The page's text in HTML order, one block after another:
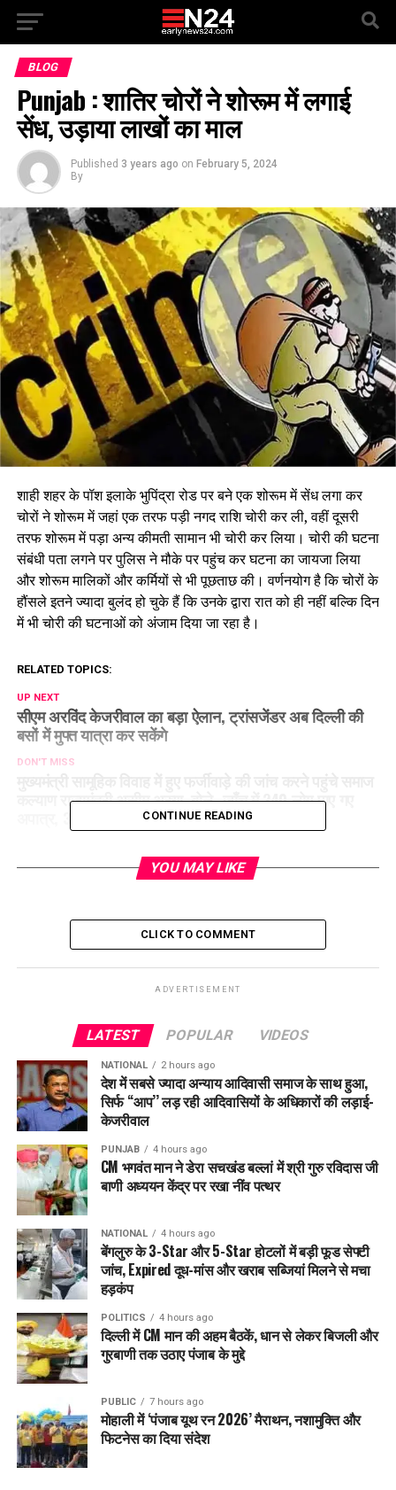
BLOG
Punjab : शातिर चोरों ने शोरूम में लगाई
सेंध, उड़ाया लाखों का माल
Published 3 years ago on February 5, 2024
By
शाही शहर के पॉश इलाके भुपिंद्रा रोड पर बने एक शोरूम में सेंध लगा कर
चोरों ने शोरूम में जहां एक तरफ पड़ी नगद राशि चोरी कर ली, वहीं दूसरी
तरफ शोरूम में पड़ा अन्य कीमती सामान भी चोरी कर लिया। चोरी की घटना
संबंधी पता लगने पर पुलिस ने मौके पर पहुंच कर घटना का जायजा लिया
और शोरूम मालिकों और कर्मियों से भी पूछताछ की। वर्णनयोग है कि चोरों के
हौंसले इतने ज्यादा बुलंद हो चुके हैं कि उनके द्वारा रात को ही नहीं बल्कि दिन
में भी चोरी की घटनाओं को अंजाम दिया जा रहा है।
RELATED TOPICS:
UP NEXT
सीएम अरविंद केजरीवाल का बड़ा ऐलान, ट्रांसजेंडर अब दिल्ली की
बसों में मुफ्त यात्रा कर सकेंगे
DON'T MISS
कल्याण राज्यमंत्री असीम अरुण, बोले- जाँच में 240 लोग पाए गए
अपात्र, 3 अधिकारी गिरफ्तारCONTINUE READING
YOU MAY LIKE
CLICK TO COMMENT
ADVERTISEMENT
LATEST POPULAR VIDEOS
NATIONAL 2 hours ago
देश में सबसे ज्यादा अन्याय आदिवासी समाज के साथ हुआ,
सिर्फ ‘‘आप’’ लड़ रही आदिवासियों के अधिकारों की लड़ाई-
केजरीवाल
PUNJAB 4 hours ago
CM भगवंत मान ने डेरा सचखंड बल्लां में श्री गुरु रविदास जी
बाणी अध्ययन केंद्र पर रखा नींव पत्थर
NATIONAL 4 hours ago
बेंगलुरु के 3-Star और 5-Star होटलों में बड़ी फूड सेफ्टी
जांच, Expired दूध-मांस और खराब सब्जियां मिलने से मचा
हड़कंप
POLITICS 4 hours ago
दिल्ली में CM मान की अहम बैठकें, धान से लेकर बिजली और
गुरबाणी तक उठाए पंजाब के मुद्दे
PUBLIC 7 hours ago
मोहाली में ‘पंजाब यूथ रन 2026’ मैराथन, नशामुक्ति और
फिटनेस का दिया संदेश